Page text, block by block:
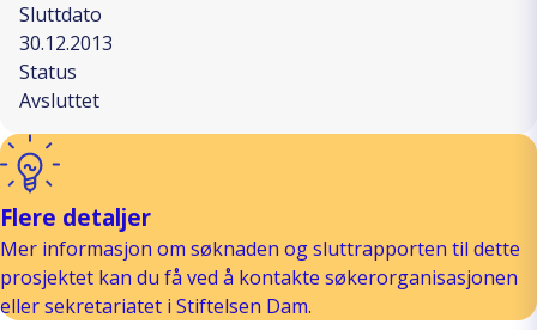
Sluttdato
30.12.2013
Status
Avsluttet
Flere detaljer
Mer informasjon om søknaden og sluttrapporten til dette
prosjektet kan du få ved å kontakte søkerorganisasjonen
eller sekretariatet i Stiftelsen Dam.